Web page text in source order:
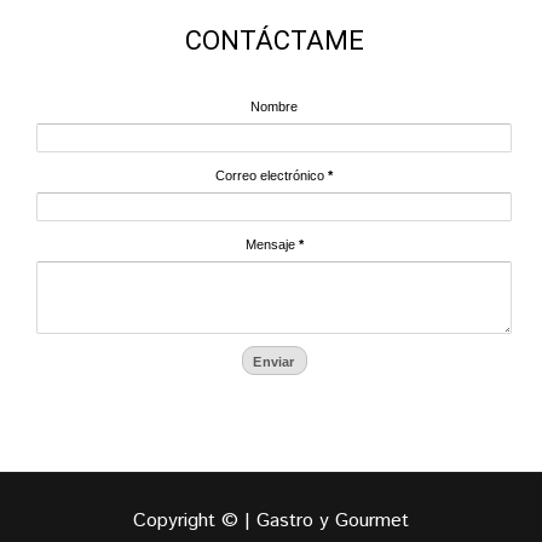
CONTÁCTAME
Nombre
Correo electrónico *
Mensaje *
Copyright © | Gastro y Gourmet